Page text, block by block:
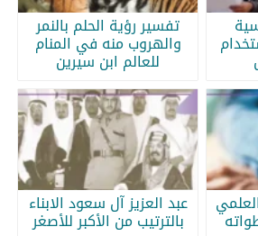
تفسير رؤية الحلم بالنمر
والهروب منه في المنام
للعالم ابن سيرين
عبد العزيز آل سعود الابناء
بالترتيب من الأكبر للأصغر